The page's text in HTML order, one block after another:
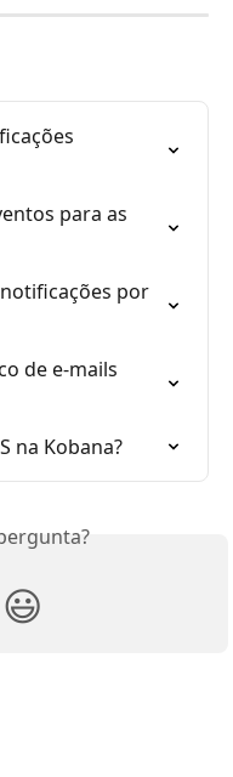
para as
por
de e-mails
na Kobana?
😃